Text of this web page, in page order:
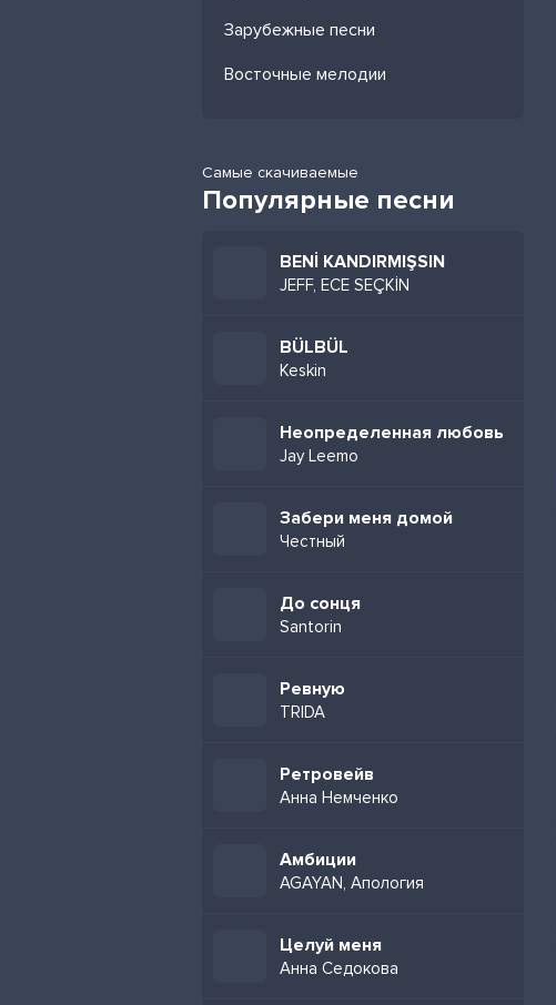
Зарубежные песни
Восточные мелодии
Самые скачиваемые
Популярные песни
BENİ KANDIRMIŞSIN
JEFF, ECE SEÇKİN
BÜLBÜL
Keskin
Неопределенная любовь
Jay Leemo
Забери меня домой
Честный
До сонця
Santorin
Ревную
TRIDA
Ретровейв
Анна Немченко
Амбиции
AGAYAN, Апология
Целуй меня
Анна Седокова